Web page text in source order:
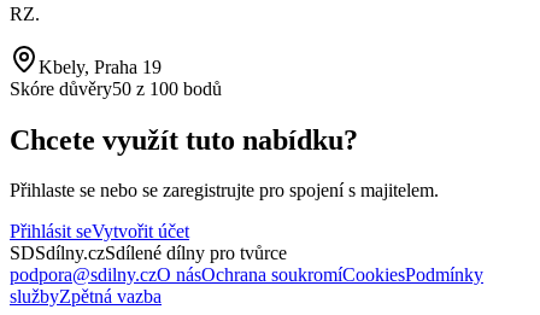
RZ.
Kbely, Praha 19
Skóre důvěry50 z 100 bodů
Chcete využít tuto nabídku?
Přihlaste se nebo se zaregistrujte pro spojení s majitelem.
Přihlásit seVytvořit účet
SDSdílny.czSdílené dílny pro tvůrce
podpora@sdilny.czO násOchrana soukromíCookiesPodmínky
službyZpětná vazba